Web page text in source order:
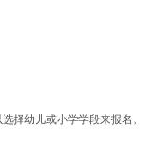
择幼儿或小学学段来报名。